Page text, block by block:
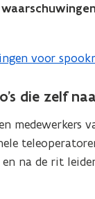
voor
die zelf
medewerkers
na de rit